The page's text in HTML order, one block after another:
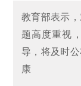
教育部表示
题高度重视
导，将及时
康